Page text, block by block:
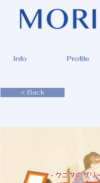
Info Profile
< Back